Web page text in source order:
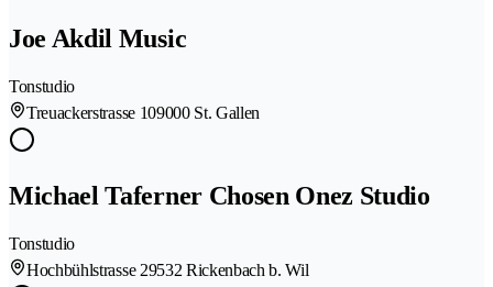
Joe Akdil Music
Tonstudio
Treuackerstrasse 109000 St. Gallen
Michael Taferner Chosen Onez Studio
Tonstudio
Hochbühlstrasse 29532 Rickenbach b. Wil